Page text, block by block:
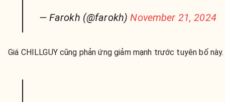
— Farokh (@farokh)November 21, 2024
Giá CHILLGUY cũng phản ứng giảm mạnh trước tuyên bố này.